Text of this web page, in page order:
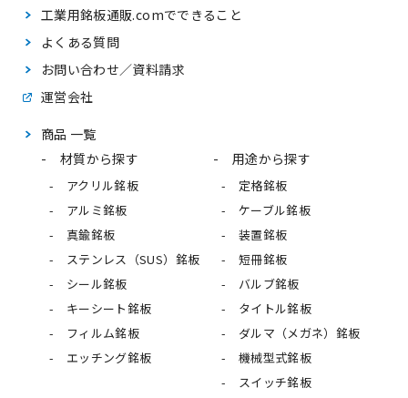
工業用銘板通販.comでできること
よくある質問
お問い合わせ／資料請求
運営会社
商品 一覧
材質から探す
アクリル銘板
アルミ銘板
真鍮銘板
ステンレス（SUS）銘板
シール銘板
キーシート銘板
フィルム銘板
エッチング銘板
用途から探す
定格銘板
ケーブル銘板
装置銘板
短冊銘板
バルブ銘板
タイトル銘板
ダルマ（メガネ）銘板
機械型式銘板
スイッチ銘板